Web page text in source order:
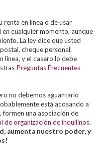
renta en línea o de usar
cualquier momento, aunque
La ley dice que usted
cheque personal,
línea, y el casero lo debe
Preguntas Frecuentes
no debemos aguantarlo
está acosando a
formen una asociación de
de organización de inquilinos.
aumenta nuestro poder, y